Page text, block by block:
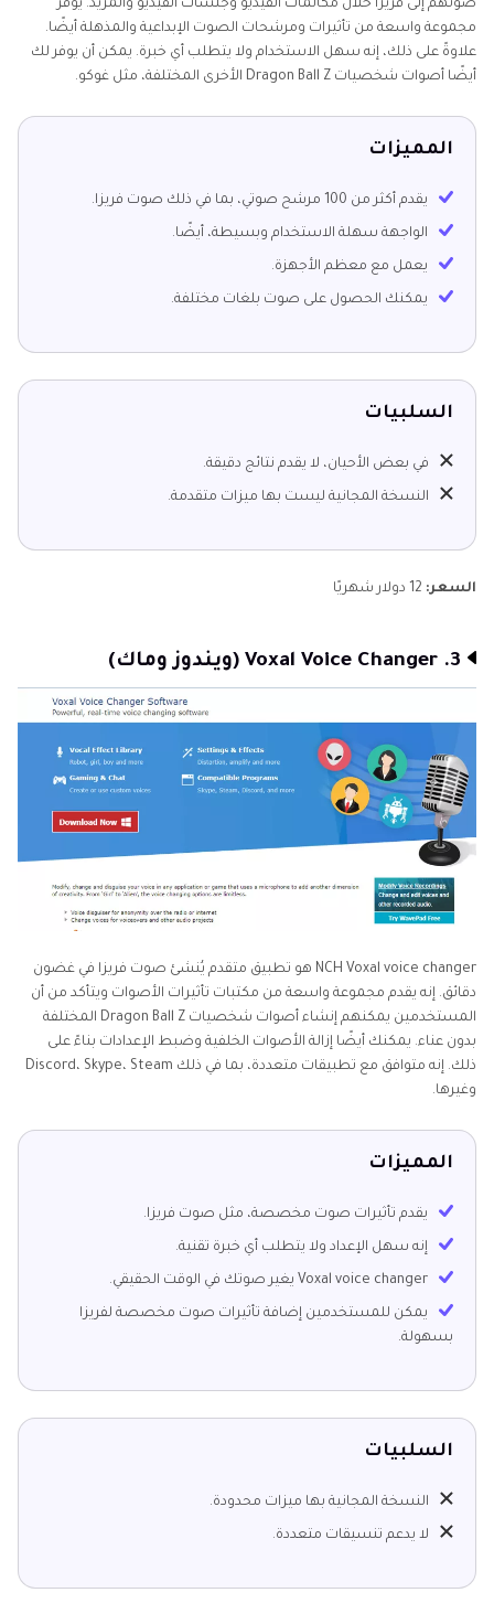
صوتهم إلى فريزا خلال مكالمات الفيديو وجلسات الفيديو والمزيد. يوفر
مجموعة واسعة من تأثيرات ومرشحات الصوت الإبداعية والمذهلة أيضًا.
علاوةً على ذلك، إنه سهل الاستخدام ولا يتطلب أي خبرة. يمكن أن يوفر لك
أيضًا أصوات شخصيات Dragon Ball Z الأخرى المختلفة، مثل غوكو.
المميزات
يقدم أكثر من 100 مرشح صوتي، بما في ذلك صوت فريزا.
الواجهة سهلة الاستخدام وبسيطة، أيضًا.
يعمل مع معظم الأجهزة.
يمكنك الحصول على صوت بلغات مختلفة.
السلبيات
في بعض الأحيان، لا يقدم نتائج دقيقة.
النسخة المجانية ليست بها ميزات متقدمة.
السعر: 12 دولار شهريًا
3. Voxal Voice Changer (ويندوز وماك)
NCH Voxal voice changer هو تطبيق متقدم يُنشئ صوت فريزا في غضون
دقائق. إنه يقدم مجموعة واسعة من مكتبات تأثيرات الأصوات ويتأكد من أن
المستخدمين يمكنهم إنشاء أصوات شخصيات Dragon Ball Z المختلفة
بدون عناء. يمكنك أيضًا إزالة الأصوات الخلفية وضبط الإعدادات بناءً على
ذلك. إنه متوافق مع تطبيقات متعددة، بما في ذلك Discord، Skype، Steam
وغيرها.
المميزات
يقدم تأثيرات صوت مخصصة، مثل صوت فريزا.
إنه سهل الإعداد ولا يتطلب أي خبرة تقنية.
Voxal voice changer يغير صوتك في الوقت الحقيقي.
يمكن للمستخدمين إضافة تأثيرات صوت مخصصة لفريزا
بسهولة.
السلبيات
النسخة المجانية بها ميزات محدودة.
لا يدعم تنسيقات متعددة.